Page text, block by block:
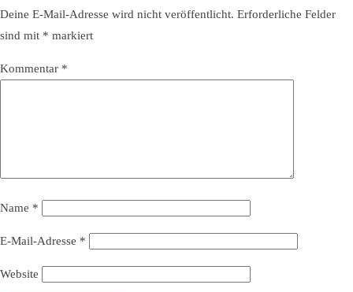
Deine E-Mail-Adresse wird nicht veröffentlicht. Erforderliche Felder
sind mit * markiert
Kommentar *
Name *
E-Mail-Adresse *
Website